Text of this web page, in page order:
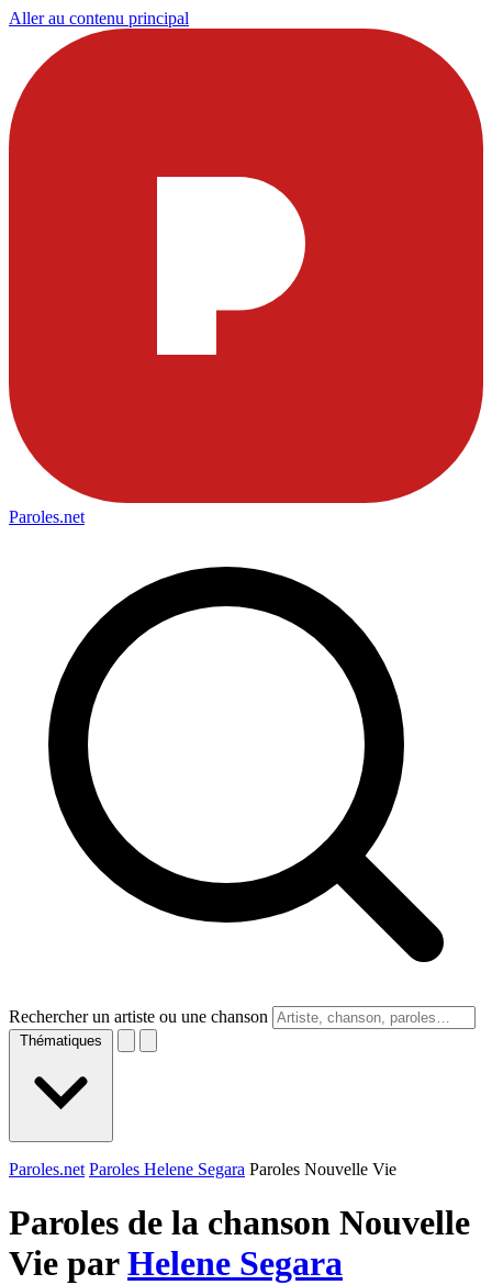
Aller au contenu principal
Paroles.net
Rechercher un artiste ou une chanson
Thématiques
Paroles.net Paroles Helene Segara Paroles Nouvelle Vie
Paroles de la chanson Nouvelle
Vie parHelene Segara